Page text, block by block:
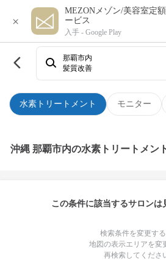
×
MEZONメゾン/美容室定
ービス
入手 - Google Play
水素トリートメント モニター
那覇市内
髪質改善
沖縄 那覇市内の水素トリートメン
この条件に該当するサロンは
検索条件を変更す
地図の表示エリアを変
再検索してくださ